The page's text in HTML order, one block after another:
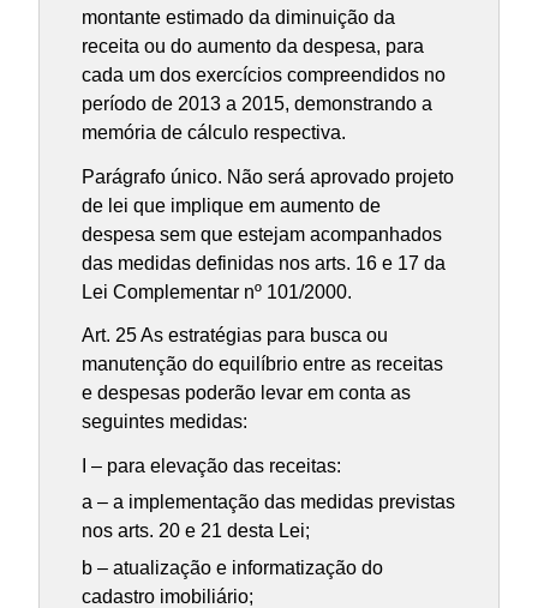
montante estimado da diminuição da
receita ou do aumento da despesa, para
cada um dos exercícios compreendidos no
período de 2013 a 2015, demonstrando a
memória de cálculo respectiva.
Parágrafo único. Não será aprovado projeto
de lei que implique em aumento de
despesa sem que estejam acompanhados
das medidas definidas nos arts. 16 e 17 da
Lei Complementar nº 101/2000.
Art. 25 As estratégias para busca ou
manutenção do equilíbrio entre as receitas
e despesas poderão levar em conta as
seguintes medidas:
I – para elevação das receitas:
a – a implementação das medidas previstas
nos arts. 20 e 21 desta Lei;
b – atualização e informatização do
cadastro imobiliário;